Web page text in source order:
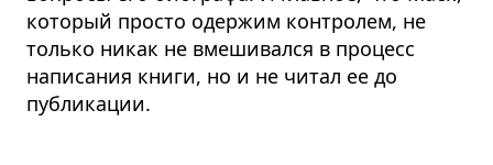
который просто одержим контролем, не
только никак не вмешивался в процесс
написания книги, но и не читал ее до
публикации.